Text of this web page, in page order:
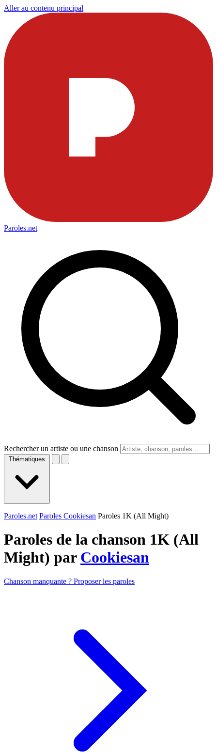
Aller au contenu principal
Paroles.net
Rechercher un artiste ou une chanson
Thématiques
Paroles.net Paroles Cookiesan Paroles 1K (All Might)
Paroles de la chanson 1K (All
Might) par Cookiesan
Chanson manquante ? Proposer les paroles